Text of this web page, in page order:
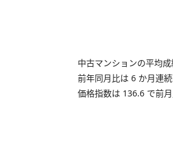
中古マンションの平均
前年同月比は 6 か月連続
価格指数は 136.6 で前